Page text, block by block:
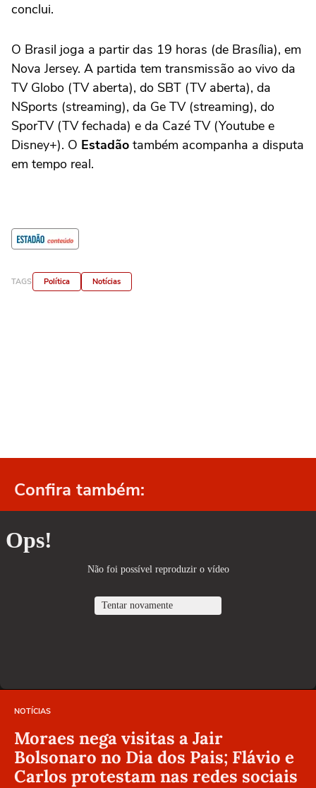
conclui.
O Brasil joga a partir das 19 horas (de Brasília), em
Nova Jersey. A partida tem transmissão ao vivo da
TV Globo (TV aberta), do SBT (TV aberta), da
NSports (streaming), da Ge TV (streaming), do
SporTV (TV fechada) e da Cazé TV (Youtube e
Disney+). O Estadão também acompanha a disputa
em tempo real.
TAGS Política Notícias
Confira também:
NOTÍCIAS
Moraes nega visitas a Jair
Bolsonaro no Dia dos Pais; Flávio e
Carlos protestam nas redes sociais